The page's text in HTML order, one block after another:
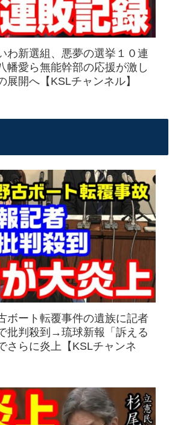
わ新選組、悪夢の選挙１０連
幡愛ら無能幹部の応援が激し
展開へ【KSLチャンネル】
ボート転覆事件の遺族に記者
批判殺到→琉球新報「訴える
さらに炎上【KSLチャンネ